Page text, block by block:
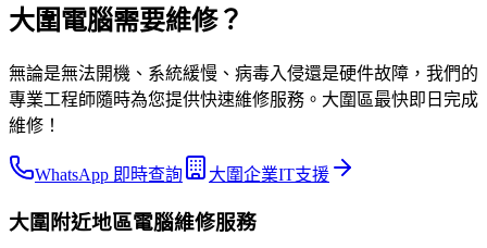
大圍電腦需要維修？
無論是無法開機、系統緩慢、病毒入侵還是硬件故障，我們的
專業工程師隨時為您提供快速維修服務。大圍區最快即日完成
維修！
WhatsApp 即時查詢 大圍企業IT支援
大圍 附近地區電腦維修服務